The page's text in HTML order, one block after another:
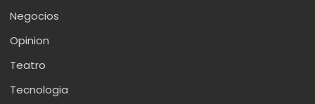
Negocios
Opinion
Teatro
Tecnologia